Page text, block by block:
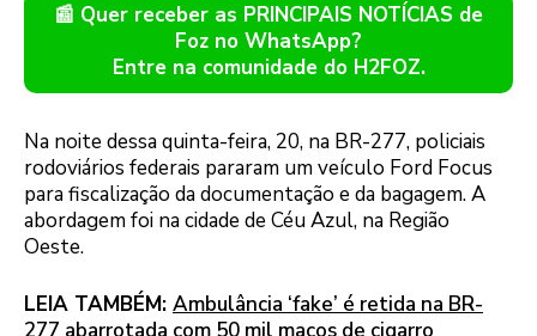
📰 Quer receber as PRINCIPAIS NOTÍCIAS de
Foz no WhatsApp?
Entre na comunidade do H2FOZ.
Na noite dessa quinta-feira, 20, na BR-277, policiais
rodoviários federais pararam um veículo Ford Focus
para fiscalização da documentação e da bagagem. A
abordagem foi na cidade de Céu Azul, na Região
Oeste.
LEIA TAMBÉM: Ambulância ‘fake’ é retida na BR-
277 abarrotada com 50 mil maços de cigarro